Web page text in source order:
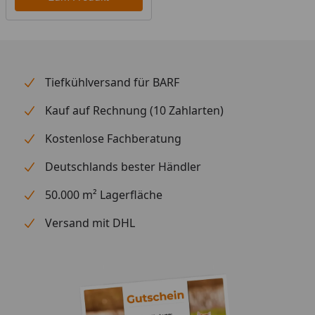
10 kg: 160 g
20 kg: 270 g
30 kg: 365 g
50 kg: 535 g
60 kg: 610 g
MERA pure sensitive wird im Allgemeinen trocken
Angaben sind Richtwerte pro Tag, die je nach
äußeren Einflüssen und Anlagen des Hundes
Tiefkühlversand für BARF
Kauf auf Rechnung (10 Zahlarten)
Kostenlose Fachberatung
Deutschlands bester Händler
50.000 m² Lagerfläche
Versand mit DHL